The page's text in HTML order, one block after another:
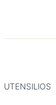
UTENSILIOS